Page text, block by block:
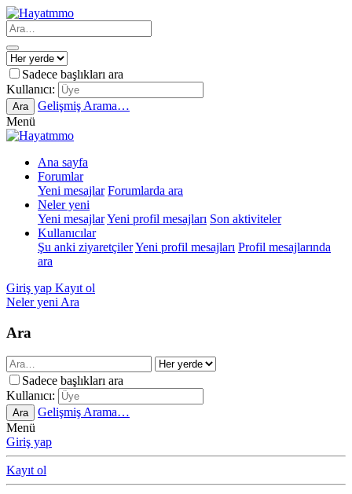
Sadece başlıkları ara
Kullanıcı:
Ara
Gelişmiş Arama…
Menü
Ana sayfa
Forumlar
Yeni mesajlar Forumlarda ara
Neler yeni
Yeni mesajlarYeni profil mesajları Son aktiviteler
Kullanıcılar
Şu anki ziyaretçilerYeni profil mesajları Profil mesajlarında
ara
Giriş yap Kayıt ol
Neler yeni Ara
Ara
Sadece başlıkları ara
Kullanıcı:
Ara
Gelişmiş Arama…
Menü
Giriş yap
Kayıt ol